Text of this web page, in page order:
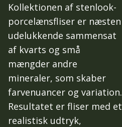
Kollektionen af stenlook-
porcelænsfliser er næsten
udelukkende sammensat
af kvarts og små
mængder andre
mineraler, som skaber
farvenuancer og variation.
Resultatet er fliser med et
realistisk udtryk,